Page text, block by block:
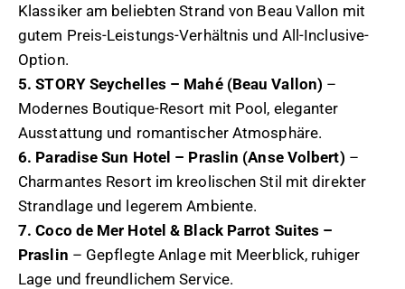
Klassiker am beliebten Strand von Beau Vallon mit
gutem Preis-Leistungs-Verhältnis und All-Inclusive-
Option.
5. STORY Seychelles – Mahé (Beau Vallon) –
Modernes Boutique-Resort mit Pool, eleganter
Ausstattung und romantischer Atmosphäre.
6. Paradise Sun Hotel – Praslin (Anse Volbert) –
Charmantes Resort im kreolischen Stil mit direkter
Strandlage und legerem Ambiente.
7. Coco de Mer Hotel & Black Parrot Suites –
Praslin – Gepflegte Anlage mit Meerblick, ruhiger
Lage und freundlichem Service.